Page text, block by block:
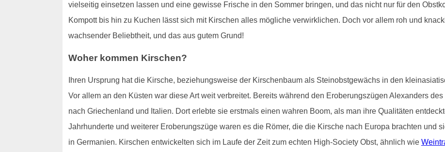
vielseitig einsetzen lassen und eine gewisse Frische in den Sommer bringen, und das nicht nur für den
Kompott bis hin zu Kuchen lässt sich mit Kirschen alles mögliche verwirklichen. Doch vor allem roh und
wachsender Beliebtheit, und das aus gutem Grund!
Woher kommen Kirschen?
Ihren Ursprung hat die Kirsche, beziehungsweise der Kirschenbaum als Steinobstgewächs in den
Vor allem an den Küsten war diese Art weit verbreitet. Bereits während den Eroberungszügen Alexanders
nach Griechenland und Italien. Dort erlebte sie erstmals einen wahren Boom, als man ihre Qualitäten
Jahrhunderte und weiterer Eroberungszüge waren es die Römer, die die Kirsche nach Europa brachten und
in Germanien. Kirschen entwickelten sich im Laufe der Zeit zum echten High-Society Obst, ähnlich wie